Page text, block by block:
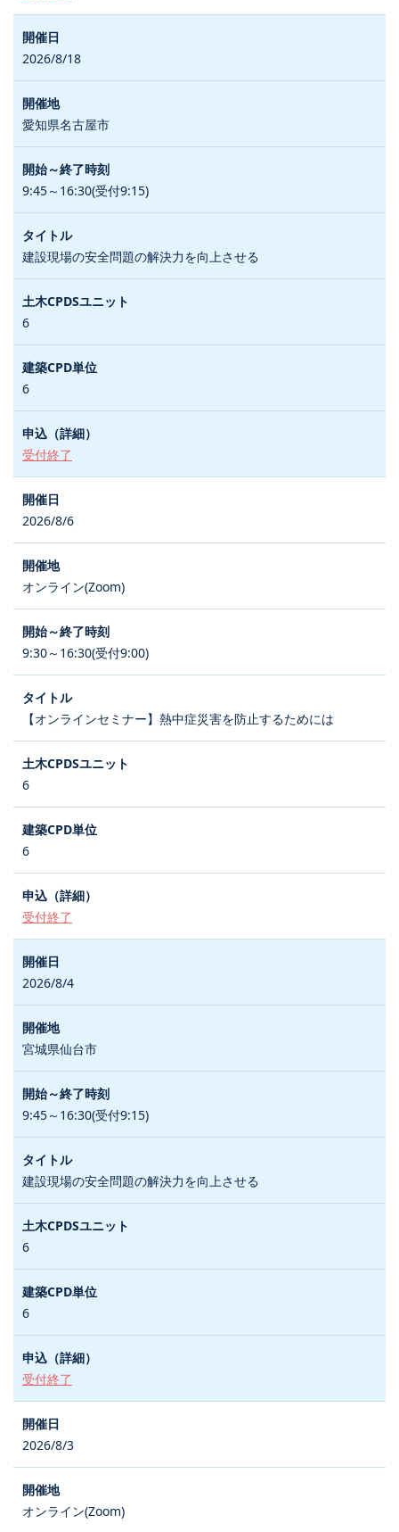
2026/8/18
愛知県名古屋市
9:45～16:30(受付9:15)
建設現場の安全問題の解決力を向上させる
6
6
受付終了
2026/8/6
オンライン(Zoom)
9:30～16:30(受付9:00)
【オンラインセミナー】熱中症災害を防止するためには
6
6
受付終了
2026/8/4
宮城県仙台市
9:45～16:30(受付9:15)
建設現場の安全問題の解決力を向上させる
6
6
受付終了
2026/8/3
オンライン(Zoom)